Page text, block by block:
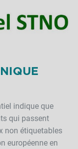
indique que
qui passent
non étiquetables
européenne en